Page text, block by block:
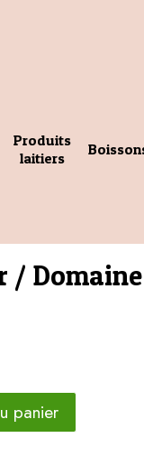
Produits
laitiers
/
panier